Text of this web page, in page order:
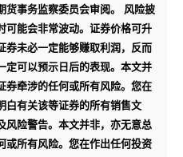
货事务监察委员会审阅。 风险披
可能会非常波动。证券价格可升
券未必一定能够赚取利润，反而
定可以预示日后的表现。本文并
券牵涉的任何或所有风险。您在
白有关该等证券的所有销售文
风险警告。本文并非，亦无意总
或所有风险。您在作出任何投资